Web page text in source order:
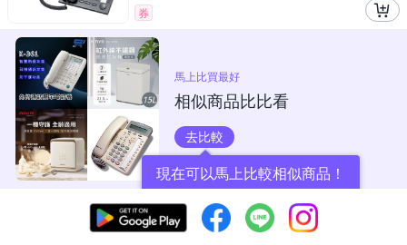
券
馬上比買最好
相似商品比比看
去比較
現在可以馬上比較相似商品！